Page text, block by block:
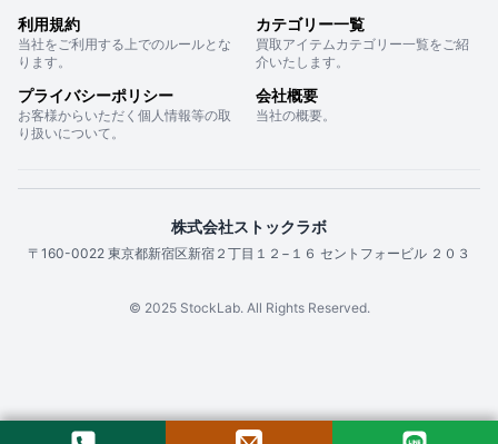
利用規約
当社をご利用する上でのルールとな
ります。
カテゴリー一覧
買取アイテムカテゴリー一覧をご紹
介いたします。
プライバシーポリシー
お客様からいただく個人情報等の取
り扱いについて。
会社概要
当社の概要。
株式会社ストックラボ
〒160-0022 東京都新宿区新宿２丁目１２−１６ セントフォービル ２０３
© 2025 StockLab. All Rights Reserved.